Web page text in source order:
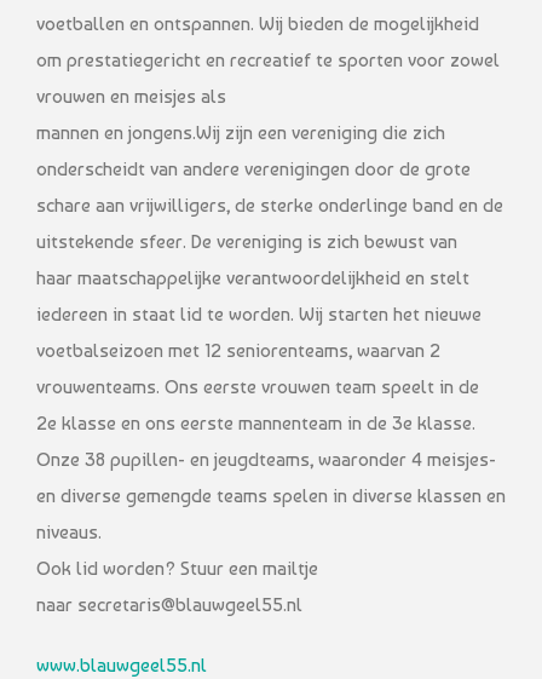
voetballen en ontspannen. Wij bieden de mogelijkheid
om prestatiegericht en recreatief te sporten voor zowel
vrouwen en meisjes als
mannen en jongens.Wij zijn een vereniging die zich
onderscheidt van andere verenigingen door de grote
schare aan vrijwilligers, de sterke onderlinge band en de
uitstekende sfeer. De vereniging is zich bewust van
haar maatschappelijke verantwoordelijkheid en stelt
iedereen in staat lid te worden. Wij starten het nieuwe
voetbalseizoen met 12 seniorenteams, waarvan 2
vrouwenteams. Ons eerste vrouwen team speelt in de
2e klasse en ons eerste mannenteam in de 3e klasse.
Onze 38 pupillen- en jeugdteams, waaronder 4 meisjes-
en diverse gemengde teams spelen in diverse klassen en
niveaus.
Ook lid worden? Stuur een mailtje
naar secretaris@blauwgeel55.nl
www.blauwgeel55.nl